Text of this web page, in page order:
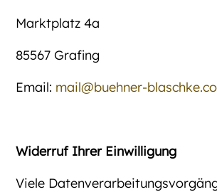
Marktplatz 4a
85567 Grafing
Email: mail@buehner-
Widerruf Ihrer Einwilligung
Viele